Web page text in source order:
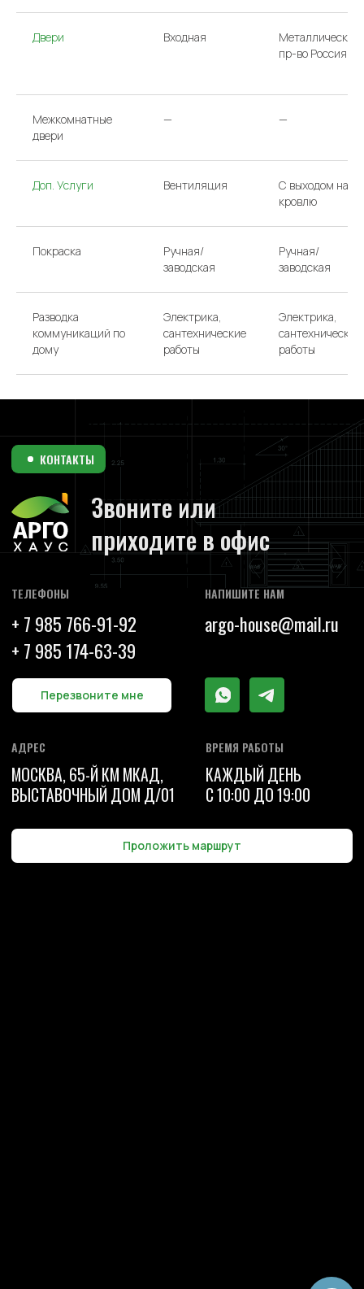
Двери Входная
Металлическая
пр-во Россия
Межкомнатные
двери
— —
Доп. Услуги Вентиляция
С выходом на
кровлю
Покраска
Ручная/
заводская
Ручная/
заводская
Разводка
коммуникаций по
дому
Электрика,
сантехнические
работы
Электрика,
сантехнические
работы
Политика конфиденциальности
ООО «АРГО»/